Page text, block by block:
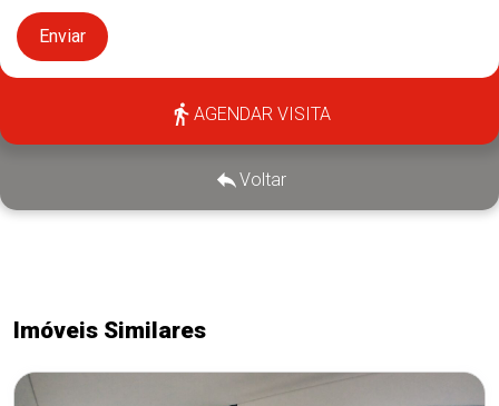
Enviar
AGENDAR VISITA
Voltar
Imóveis Similares